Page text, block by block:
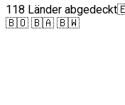
118 Länder abgedeckt
🇧🇴 🇧🇦 🇧🇼